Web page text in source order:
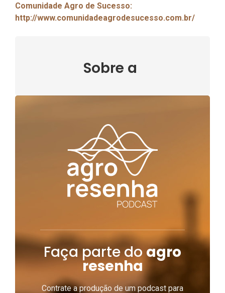
Comunidade Agro de Sucesso:
http://www.comunidadeagrodesucesso.com.br/
Sobre a
Faça parte do agro
resenha
Contrate a produção de um podcast para